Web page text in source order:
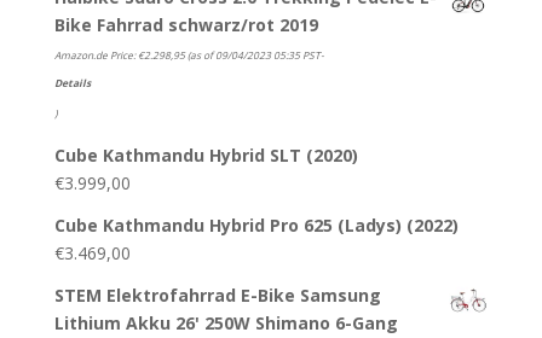
Bike Fahrrad schwarz/rot 2019
Amazon.de Price:€2.298,95(as of 09/04/2023 05:35 PST-
Details
)
Cube Kathmandu Hybrid SLT (2020)
€3.999,00
Cube Kathmandu Hybrid Pro 625 (Ladys) (2022)
€3.469,00
STEM Elektrofahrrad E-Bike Samsung
Lithium Akku 26' 250W Shimano 6-Gang